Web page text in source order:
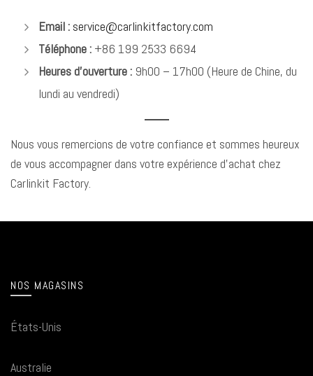
Email : service@carlinkitfactory.com
Téléphone : +86 199 2533 6694
Heures d’ouverture : 9h00 – 17h00 (Heure de Chine, du
lundi au vendredi)
Nous vous remercions de votre confiance et sommes heureux
de vous accompagner dans votre expérience d’achat chez
Carlinkit Factory.
NOS MAGASINS
États-Unis
Australie